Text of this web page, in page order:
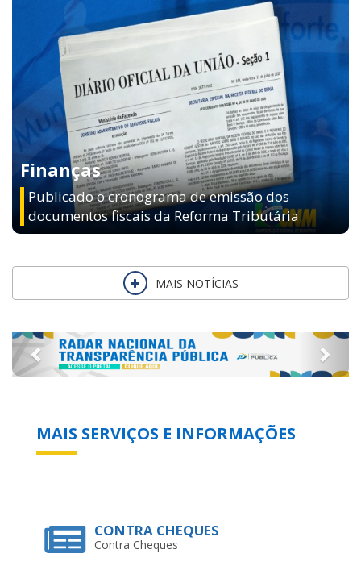
Finanças
Publicado o cronograma de emissão dos
documentos fiscais da Reforma Tributária
MAIS NOTÍCIAS
Previous Next
MAIS SERVIÇOS E INFORMAÇÕES
CONTRA CHEQUES
CREDENCIAMENTO EMISSÃO DE
NOTA FISCAL VALIDAÇÕES DE
DOCUMENTOS FISCAIS